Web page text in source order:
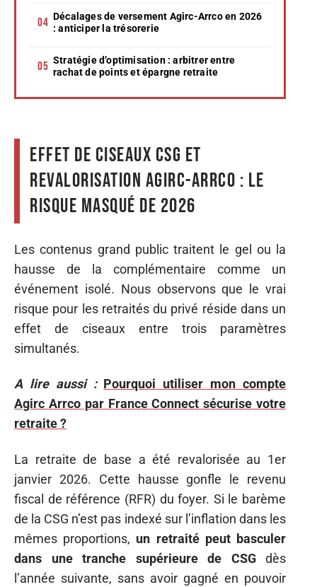
Décalages de versement Agirc-Arrco en 2026
: anticiper la trésorerie
Stratégie d’optimisation : arbitrer entre
rachat de points et épargne retraite
Effet de ciseaux CSG et
revalorisation Agirc-Arrco : le
risque masqué de 2026
Les contenus grand public traitent le gel ou la
hausse de la complémentaire comme un
événement isolé. Nous observons que le vrai
risque pour les retraités du privé réside dans un
effet de ciseaux entre trois paramètres
simultanés.
A lire aussi : Pourquoi utiliser mon compte
Agirc Arrco par France Connect sécurise votre
retraite ?
La retraite de base a été revalorisée au 1er
janvier 2026. Cette hausse gonfle le revenu
fiscal de référence (RFR) du foyer. Si le barème
de la CSG n’est pas indexé sur l’inflation dans les
mêmes proportions, un retraité peut basculer
dans une tranche supérieure de CSGdès
l’année suivante, sans avoir gagné en pouvoir